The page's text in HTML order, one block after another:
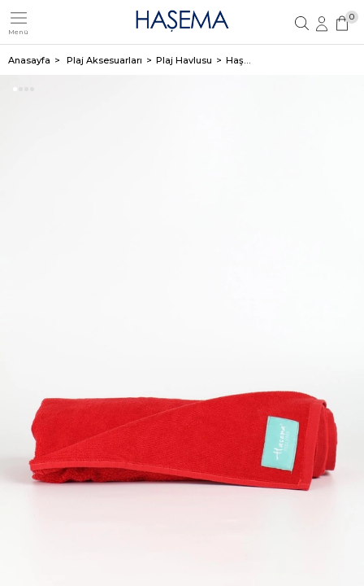
Menü
Üye Girişi Üye Ol
0
Anasayfa Plaj Aksesuarları Plaj Havlusu Haşema Kadife Kırmızı Plaj Havlusu 140X70